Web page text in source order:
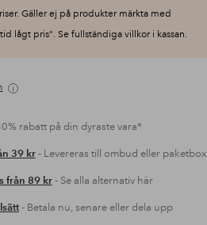
Gäller ej på produkter märkta med
lågt pris". Se fullständiga villkor i kassan.
rabatt på din dyraste vara*
39 kr- Levereras till ombud eller paketbox
från 89 kr- Se alla alternativ här
- Betala nu, senare eller dela upp